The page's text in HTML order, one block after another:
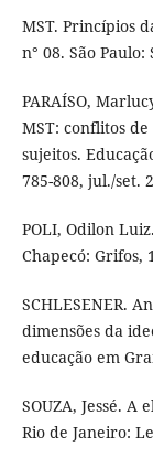
MST. Princípios
n° 08. São
PARAÍSO,
MST: conflitos
sujeitos.
785-808, jul./set.
POLI, Odilon
Chapecó: Grifos,
SCHLESENER.
dimensões da
educação em
SOUZA, Jessé. A
Rio de Janeiro: